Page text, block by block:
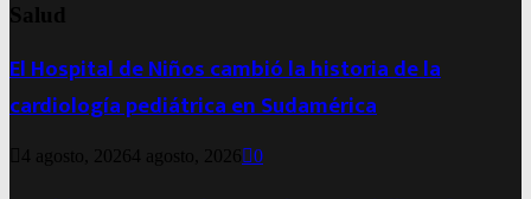
Salud
El Hospital de Niños cambió la historia de la
cardiología pediátrica en Sudamérica
4 agosto, 20264 agosto, 2026 0